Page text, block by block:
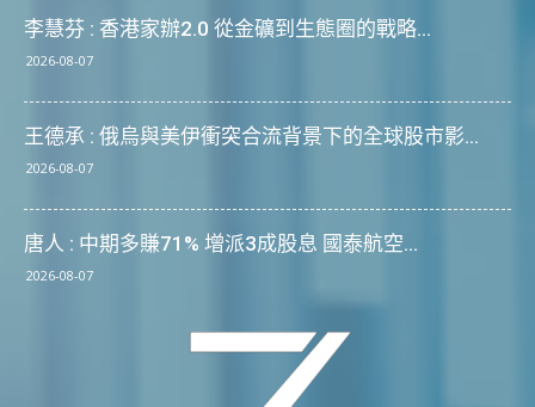
李慧芬 : 香港家辦2.0 從金礦到生態圈的戰略...
2026-08-07
王德承 : 俄烏與美伊衝突合流背景下的全球股市影...
2026-08-07
唐人 : 中期多賺71% 增派3成股息 國泰航空...
2026-08-07